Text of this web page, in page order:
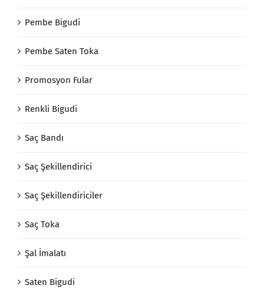
Pembe Bigudi
Pembe Saten Toka
Promosyon Fular
Renkli Bigudi
Saç Bandı
Saç Şekillendirici
Saç Şekillendiriciler
Saç Toka
Şal İmalatı
Saten Bigudi